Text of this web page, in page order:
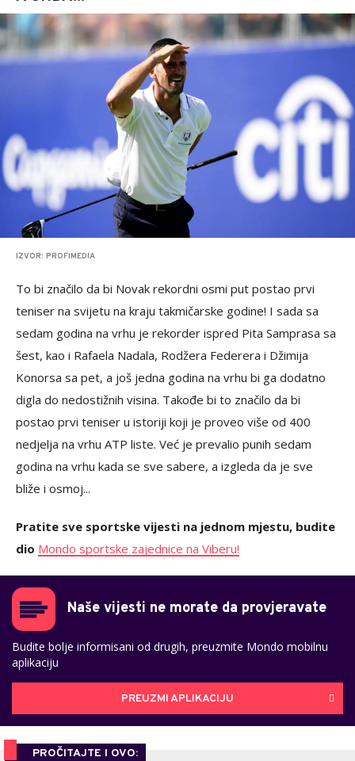
IZVOR: PROFIMEDIA
To bi značilo da bi Novak rekordni osmi put postao prvi
teniser na svijetu na kraju takmičarske godine! I sada sa
sedam godina na vrhu je rekorder ispred Pita Samprasa sa
šest, kao i Rafaela Nadala, Rodžera Federera i Džimija
Konorsa sa pet, a još jedna godina na vrhu bi ga dodatno
digla do nedostižnih visina. Takođe bi to značilo da bi
postao prvi teniser u istoriji koji je proveo više od 400
nedjelja na vrhu ATP liste. Već je prevalio punih sedam
godina na vrhu kada se sve sabere, a izgleda da je sve
bliže i osmoj...
Pratite sve sportske vijesti na jednom mjestu, budite
dio Mondo sportske zajednice na Viberu!
Naše vijesti ne morate da provjeravate
Budite bolje informisani od drugih, preuzmite Mondo mobilnu
aplikaciju
PREUZMI APLIKACIJU
PROČITAJTE I OVO: